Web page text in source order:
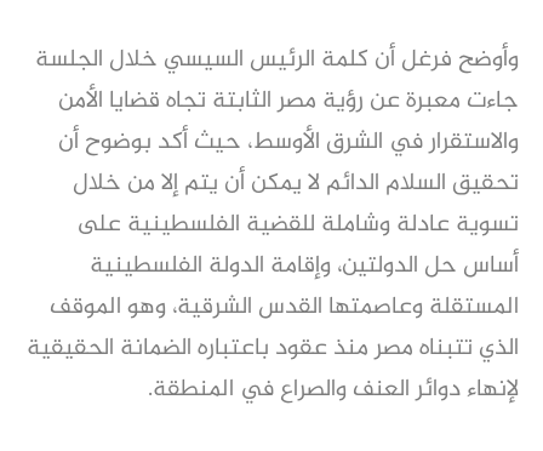
وأوضح فرغل أن كلمة الرئيس السيسي خلال الجلسة
جاءت معبرة عن رؤية مصر الثابتة تجاه قضايا الأمن
والاستقرار في الشرق الأوسط، حيث أكد بوضوح أن
تحقيق السلام الدائم لا يمكن أن يتم إلا من خلال
تسوية عادلة وشاملة للقضية الفلسطينية على
أساس حل الدولتين، وإقامة الدولة الفلسطينية
المستقلة وعاصمتها القدس الشرقية، وهو الموقف
الذي تتبناه مصر منذ عقود باعتباره الضمانة الحقيقية
لإنهاء دوائر العنف والصراع في المنطقة.